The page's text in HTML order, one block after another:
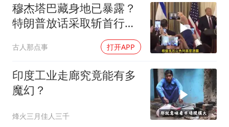
穆杰塔巴藏身地已暴露？
特朗普放话采取斩首行
动，美军机又被击落
古人那点事 打开APP
印度工业走廊究竟能有多
魔幻？
烽火三月佳人三千